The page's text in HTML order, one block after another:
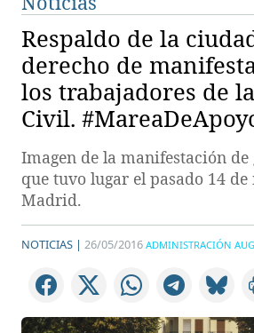
Respaldo de la
derecho de
los trabajadores de
Civil.
Imagen de la manifestación
que tuvo lugar el pasado 14
Madrid.
NOTICIAS | 26/05/2016 ADMINISTRACIÓN